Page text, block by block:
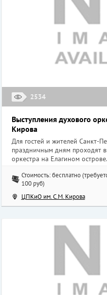
2534
Выступления духового
Кирова
Для гостей и жителей Санкт-
праздничным дням проходят
оркестра на Елагином
Стоимость: бесплатно
100 руб)
ЦПКиО им. С.М. Кирова